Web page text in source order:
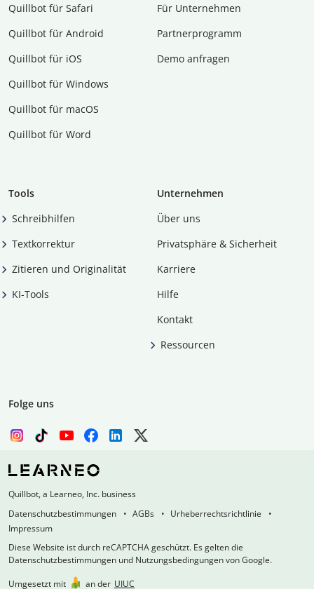
Quillbot für Safari
Quillbot für Android
Quillbot für iOS
Quillbot für Windows
Quillbot für macOS
Quillbot für Word
Für Unternehmen
Partnerprogramm
Demo anfragen
Tools
Schreibhilfen
Textkorrektur
Zitieren und Originalität
KI-Tools
Unternehmen
Über uns
Privatsphäre & Sicherheit
Karriere
Hilfe
Kontakt
Ressourcen
Folge uns
Quillbot, a Learneo, Inc. business
Datenschutzbestimmungen
AGBs
Urheberrechtsrichtlinie
Impressum
Diese Website ist durch reCAPTCHA geschützt. Es gelten die
Datenschutzbestimmungen und Nutzungsbedingungen von Google.
Umgesetzt mit
an der UIUC